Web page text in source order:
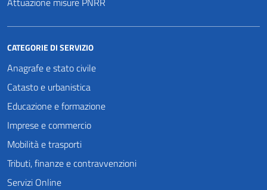
CATEGORIE DI SERVIZIO
Anagrafe e stato civile
Catasto e urbanistica
Educazione e formazione
Imprese e commercio
Mobilità e trasporti
Tributi, finanze e contravvenzioni
Servizi Online